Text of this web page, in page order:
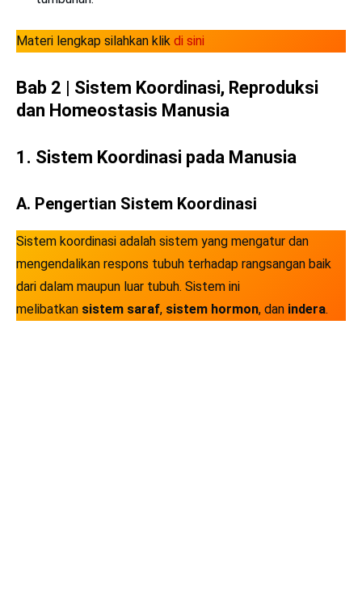
Materi lengkap silahkan klik di sini
Bab 2 | Sistem Koordinasi, Reproduksi
dan Homeostasis Manusia
1. Sistem Koordinasi pada Manusia
A. Pengertian Sistem Koordinasi
Sistem koordinasi adalah sistem yang mengatur dan
mengendalikan respons tubuh terhadap rangsangan baik
dari dalam maupun luar tubuh. Sistem ini
melibatkan sistem saraf, sistem hormon, dan indera.